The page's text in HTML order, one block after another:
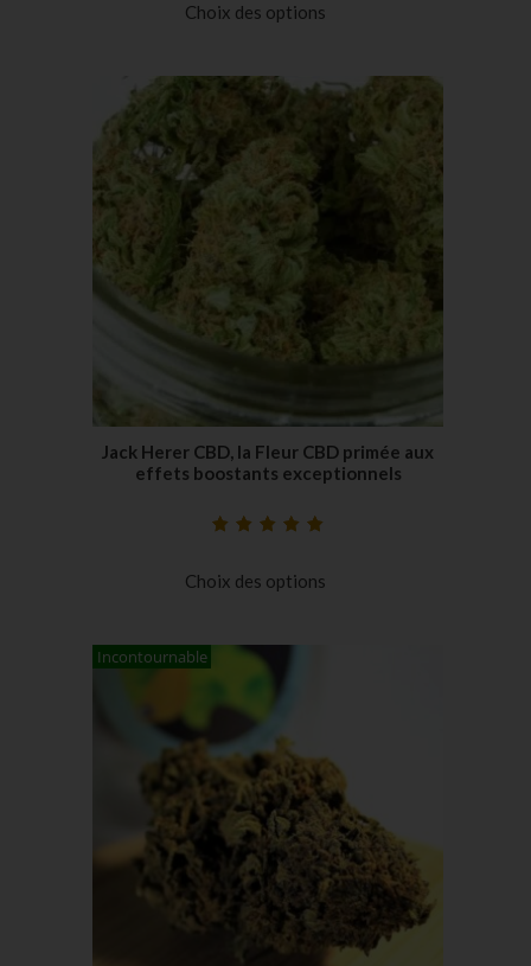
Choix des options
Jack Herer CBD, la Fleur CBD primée aux
effets boostants exceptionnels
notations
Choix des options
Incontournable